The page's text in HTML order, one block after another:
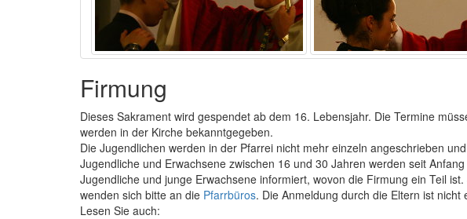
Firmung
Dieses Sakrament wird gespendet ab dem 16. Lebensjahr. Die Termine
werden in der Kirche bekanntgegeben.
Die Jugendlichen werden in der Pfarrei nicht mehr einzeln angeschrieben
Jugendliche und Erwachsene zwischen 16 und 30 Jahren werden seit
Jugendliche und junge Erwachsene informiert, wovon die Firmung ein Teil
wenden sich bitte an die Pfarrbüros. Die Anmeldung durch die Eltern ist nicht
Lesen Sie auch: